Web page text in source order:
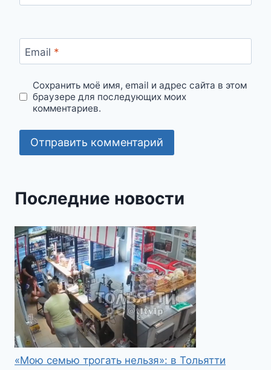
Email *
Сохранить моё имя, email и адрес сайта в этом
браузере для последующих моих
комментариев.
Последние новости
«Мою семью трогать нельзя»: в Тольятти